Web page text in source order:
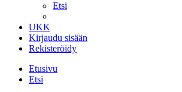
Etsi
UKK
Kirjaudu sisään
Rekisteröidy
Etusivu
Etsi